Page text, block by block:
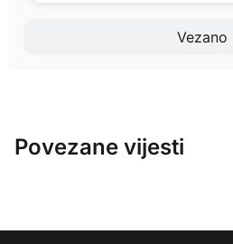
Vezano
Povezane vijesti